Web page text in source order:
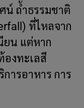
น์ ถ้ำธรรมชาติ
ที่ไหลจาก
ยน แต่หาก
องทะเลสี
ารอาหาร การ